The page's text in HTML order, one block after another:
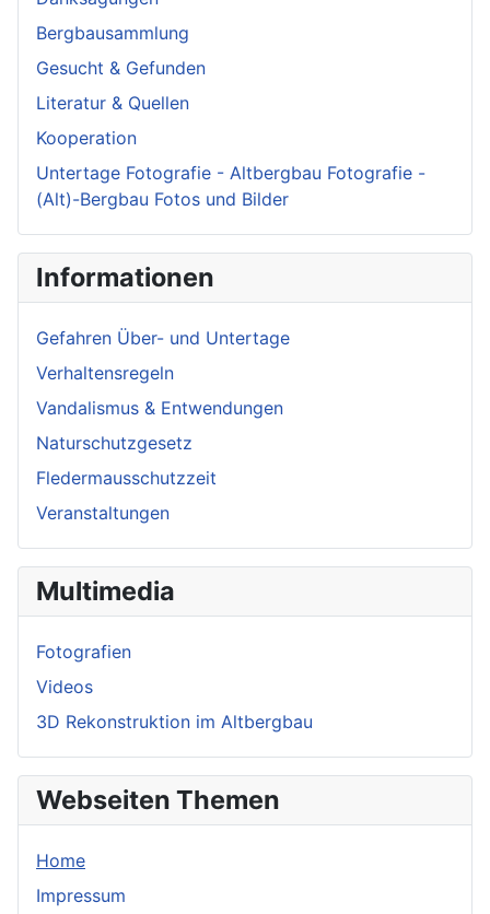
Bergbausammlung
Gesucht & Gefunden
Literatur & Quellen
Kooperation
Untertage Fotografie - Altbergbau Fotografie -
(Alt)-Bergbau Fotos und Bilder
Informationen
Gefahren Über- und Untertage
Verhaltensregeln
Vandalismus & Entwendungen
Naturschutzgesetz
Fledermausschutzzeit
Veranstaltungen
Multimedia
Fotografien
Videos
3D Rekonstruktion im Altbergbau
Webseiten Themen
Home
Impressum